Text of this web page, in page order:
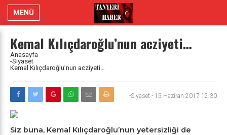
MENÜ
Kemal Kılıçdaroğlu’nun acziyeti…
Anasayfa
-Siyaset
Kemal Kılıçdaroğlu’nun acziyeti…
-Siyaset - 15 Haziran 2017 12:30
Siz buna, Kemal Kılıçdaroğlu’nun yetersizliği de